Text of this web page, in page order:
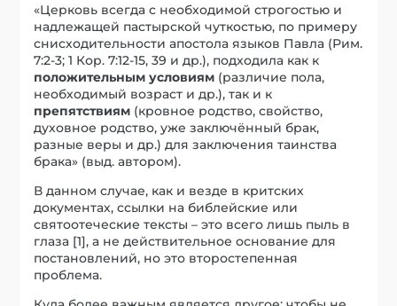
«Церковь всегда с необходимой строгостью и
надлежащей пастырской чуткостью, по примеру
снисходительности апостола языков Павла (Рим.
7:2-3; 1 Кор. 7:12-15, 39 и др.), подходила как к
положительным условиям (различие пола,
необходимый возраст и др.), так и к
препятствиям (кровное родство, свойство,
духовное родство, уже заключённый брак,
разные веры и др.) для заключения таинства
брака» (выд. автором).
В данном случае, как и везде в критских
документах, ссылки на библейские или
святоотеческие тексты – это всего лишь пыль в
глаза [1], а не действительное основание для
постановлений, но это второстепенная
проблема.